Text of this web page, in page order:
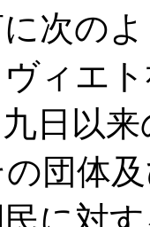
次の
ヴィエ
日以
団体